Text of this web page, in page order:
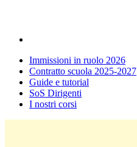
Immissioni in ruolo 2026
Contratto scuola 2025-2027
Guide e tutorial
SoS Dirigenti
I nostri corsi